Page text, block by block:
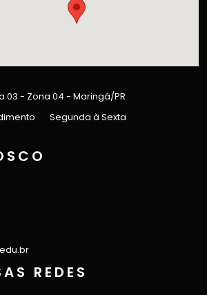
03 - Zona 04 - Maringá/PR
Segunda à Sexta
REDES